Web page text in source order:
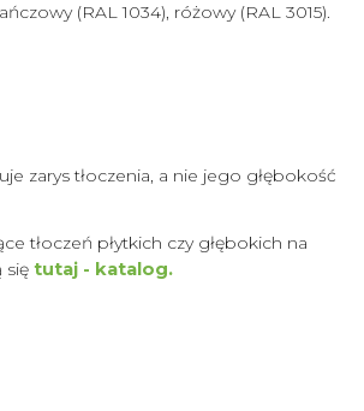
(RAL 1034), różowy (RAL 3015).
zarys tłoczenia, a nie jego głębokość
tłoczeń płytkich czy głębokich na
się tutaj - katalog.